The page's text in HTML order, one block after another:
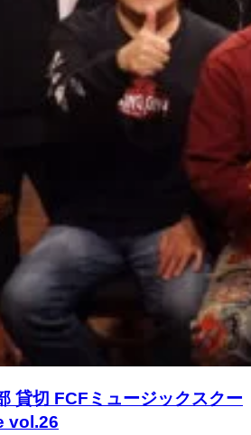
貸切 FCFミュージックスクー
vol.26